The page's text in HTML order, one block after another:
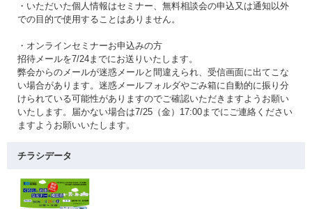
・いただいた個人情報はセミナー、無料相談会の申込又は通知以外
での目的で使用することはありません。
・オンラインセミナーお申込みの方
招待メールを7/24までにお送りいたします。
弊会からのメールが迷惑メールと間違えられ、受信画面に出てこな
い場合があります。迷惑メールフォルダやごみ箱に自動的に振り分
けられている可能性がありますのでご確認いただきますようお願い
いたします。届かない場合は7/25（金）17:00までにご連絡ください
ますようお願いいたします。
チラシデータ